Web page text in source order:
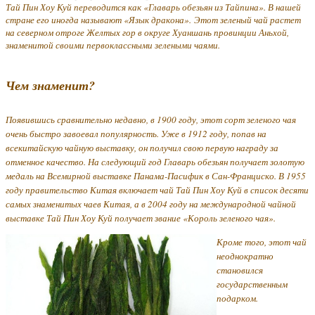
Тай Пин Хоу Куй переводится как «Главарь обезьян из Тайпина». В нашей
стране его иногда называют «Язык дракона». Этот зеленый чай растет
на северном отроге Желтых гор в округе Хуаншань провинции Аньхой,
знаменитой своими первоклассными зелеными чаями.
Чем знаменит?
Появившись сравнительно недавно, в 1900 году, этот сорт зеленого чая
очень быстро завоевал популярность. Уже в 1912 году, попав на
всекитайскую чайную выставку, он получил свою первую награду за
отменное качество. На следующий год Главарь обезьян получает золотую
медаль на Всемирной выставке Панама-Пасифик в Сан-Франциско. В 1955
году правительство Китая включает чай Тай Пин Хоу Куй в список десяти
самых знаменитых чаев Китая, а в 2004 году на международной чайной
выставке Тай Пин Хоу Куй получает звание «Король зеленого чая».
Кроме того, этот чай
неоднократно
становился
государственным
подарком.